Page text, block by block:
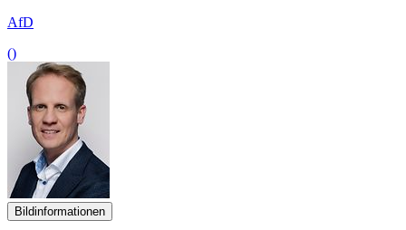
AfD
()
Bildinformationen